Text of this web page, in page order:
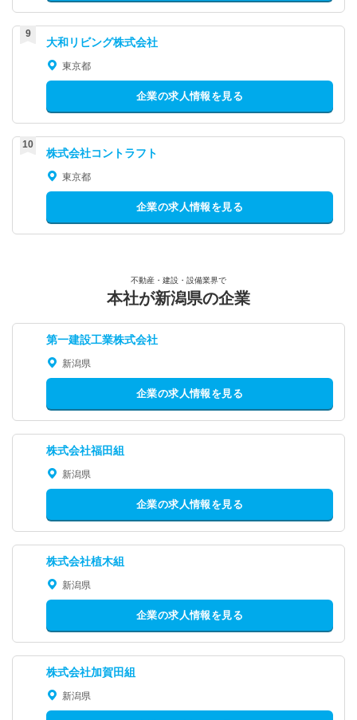
大和リビング株式会社
東京都
企業の求人情報を見る
株式会社コントラフト
東京都
企業の求人情報を見る
不動産・建設・設備業界で
本社が新潟県の企業
第一建設工業株式会社
新潟県
企業の求人情報を見る
株式会社福田組
新潟県
企業の求人情報を見る
株式会社植木組
新潟県
企業の求人情報を見る
株式会社加賀田組
新潟県